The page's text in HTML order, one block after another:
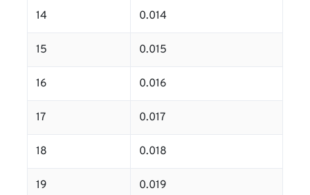
14 0.014
15 0.015
16 0.016
17 0.017
18 0.018
19 0.019